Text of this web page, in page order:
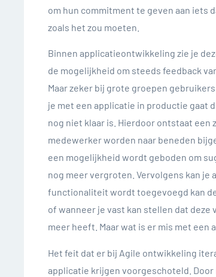
om hun commitment te geven aan iets
zoals het zou moeten.
Binnen applicatieontwikkeling zie je
de mogelijkheid om steeds feedback
Maar zeker bij grote groepen
je met een applicatie in productie gaat
nog niet klaar is. Hierdoor ontstaat
medewerker worden naar beneden
een mogelijkheid wordt geboden om
nog meer vergroten. Vervolgens kan je
functionaliteit wordt toegevoegd kan
of wanneer je vast kan stellen dat deze
meer heeft. Maar wat is er mis met een
Het feit dat er bij Agile ontwikkeling
applicatie krijgen voorgeschoteld. Door